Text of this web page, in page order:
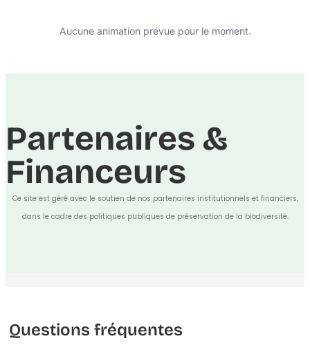
Aucune animation prévue pour le moment.
Partenaires &
Financeurs
Ce site est géré avec le soutien de nos partenaires institutionnels et financiers,
dans le cadre des politiques publiques de préservation de la biodiversité.
Questions fréquentes